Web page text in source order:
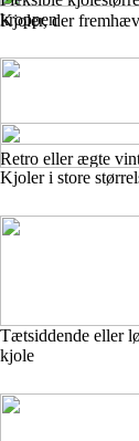
Kjoler, der
Retro eller ægte
kroppen
Kjoler i store
Tætsiddende eller
kjole